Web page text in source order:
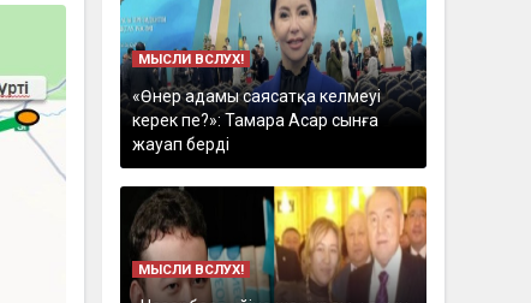
МЫСЛИ ВСЛУХ!
«Өнер адамы саясатқа келмеуі
керек пе?»: Тамара Асар сынға
жауап берді
МЫСЛИ ВСЛУХ!